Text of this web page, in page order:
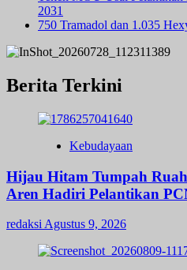
2031
750 Tramadol dan 1.035
Berita Terkini
Kebudayaan
Hijau Hitam Tumpah
Aren Hadiri Pelantikan
redaksi Agustus 9, 2026